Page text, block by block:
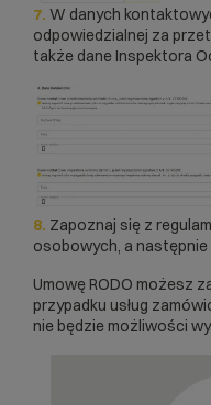
7. W danych
odpowiedzialnej za
także dane Inspektora
8. Zapoznaj się z
osobowych, a następnie
Umowę RODO możesz
przypadku usług
nie będzie możliwości